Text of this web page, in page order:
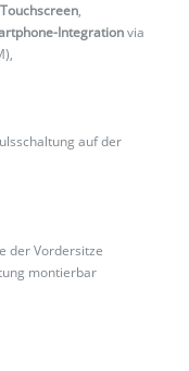
,
Integrationvia
auf der
der Vordersitze
montierbar